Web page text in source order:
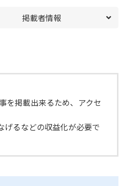
掲載者情報
を掲載出来るため、アクセ
げるなどの収益化が必要で